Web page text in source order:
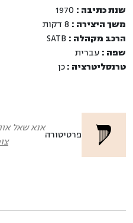
שנת כתיבה :
משך היצירה :
הרכב מקהלה :
שפה : עברית
טרנסליטרציה :כן
פרטיטורה
אנא שאל